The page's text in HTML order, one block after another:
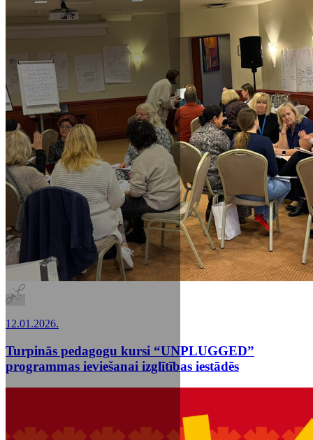
12.01.2026.
Turpinās pedagogu kursi “UNPLUGGED”
programmas ieviešanai izglītības iestādēs